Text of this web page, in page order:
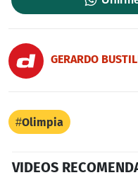
GERARDO
Olimpia
VIDEOS